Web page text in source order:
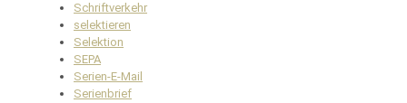
Schriftverkehr
selektieren
Selektion
SEPA
Serien-E-Mail
Serienbrief